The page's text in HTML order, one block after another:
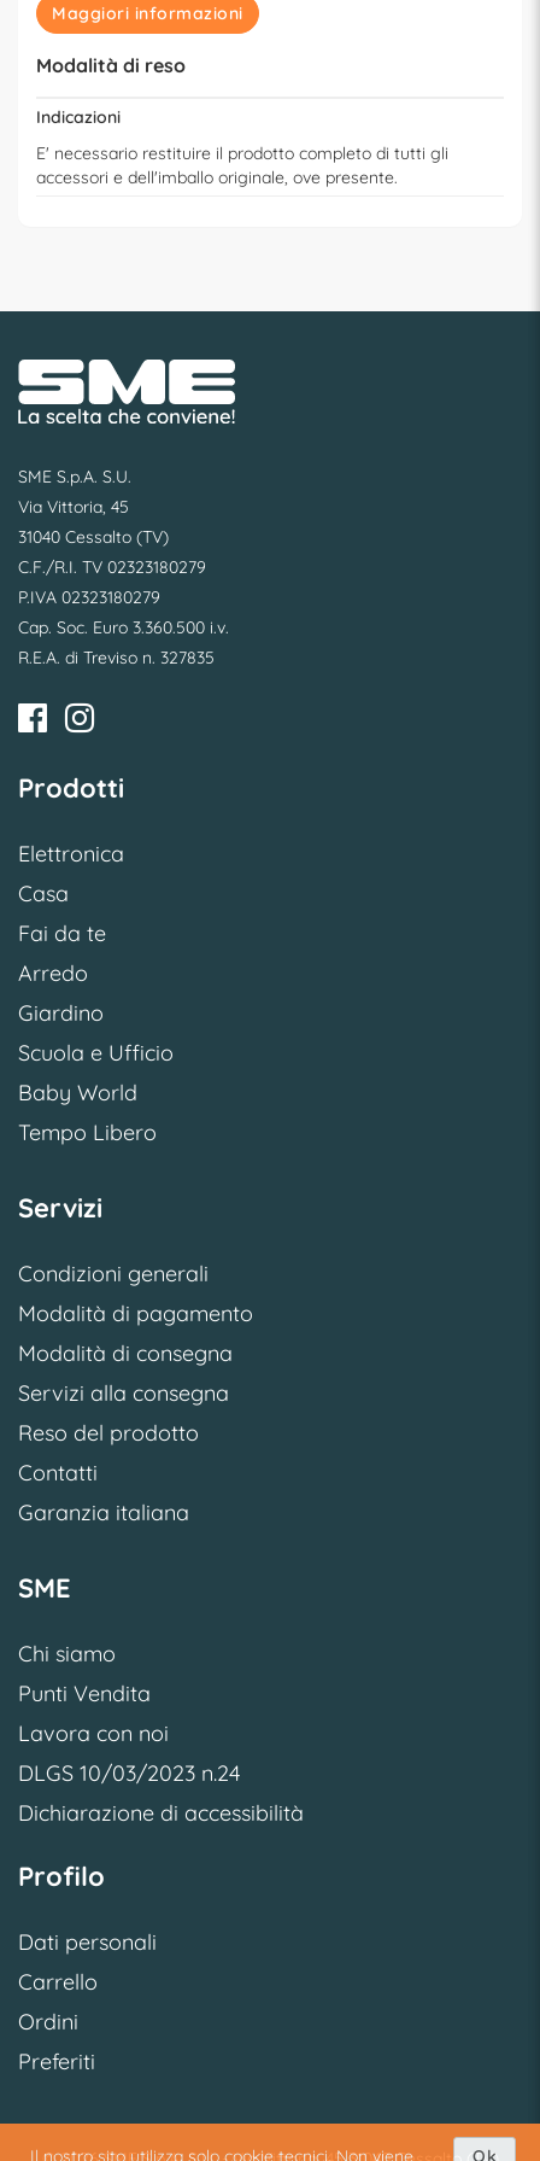
Maggiori informazioni
Modalità di reso
Indicazioni
E' necessario restituire il prodotto completo di tutti gli
accessori e dell'imballo originale, ove presente.
Il nostro sito utilizza solo cookie tecnici. Non viene Ok
SME S.p.A. S.U.
Via Vittoria, 45
31040 Cessalto (TV)
C.F./R.I. TV 02323180279
P.IVA 02323180279
Cap. Soc. Euro 3.360.500 i.v.
R.E.A. di Treviso n. 327835
Prodotti
Elettronica
Casa
Fai da te
Arredo
Giardino
Scuola e Ufficio
Baby World
Tempo Libero
Servizi
Condizioni generali
Modalità di pagamento
Modalità di consegna
Servizi alla consegna
Reso del prodotto
Contatti
Garanzia italiana
SME
Chi siamo
Punti Vendita
Lavora con noi
DLGS 10/03/2023 n.24
Dichiarazione di accessibilità
Profilo
Dati personali
Carrello
Ordini
Preferiti